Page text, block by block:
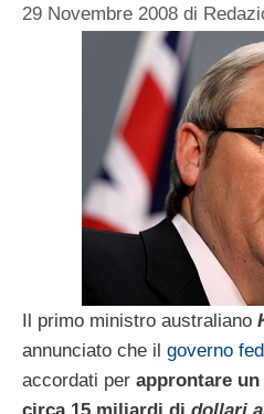
29 Novembre 2008 di
Il primo ministro australiano
annunciato che il governo
accordati per approntare